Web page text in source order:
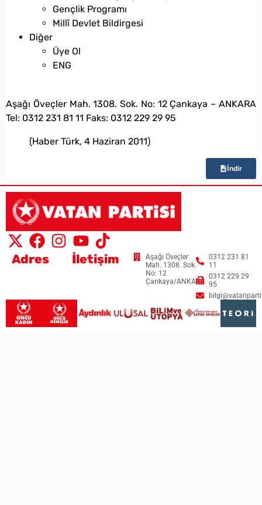
Gençlik Programı
Millî Devlet Bildirgesi
Diğer
Üye Ol
ENG
Aşağı Öveçler Mah. 1308. Sok. No: 12 Çankaya – ANKARA
Tel: 0312 231 81 11 Faks: 0312 229 29 95
(Haber Türk, 4 Haziran 2011)
İndir
Adres
Aşağı Öveçler
Mah. 1308. Sok.
No: 12
Çankaya/ANKARA
İletişim
0312 231 81
11
0312 229 29
95